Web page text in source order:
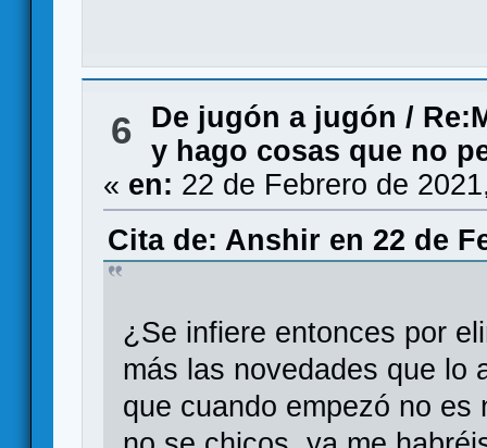
6 De jugón a jugón /
y hago cosas que no
« en: 22 de Febrero de
Cita de: Anshir en 22 de
¿Se infiere entonces por
más las novedades que lo
que cuando empezó no es